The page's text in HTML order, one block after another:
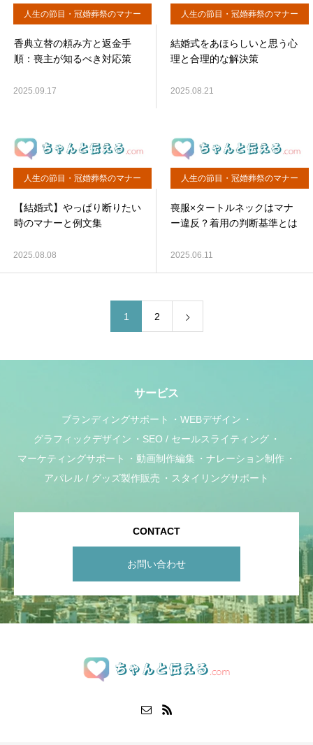
人生の節目・冠婚葬祭のマナー
香典立替の頼み方と返金手
順：喪主が知るべき対応策
2025.09.17
人生の節目・冠婚葬祭のマナー
結婚式をあほらしいと思う心
理と合理的な解決策
2025.08.21
人生の節目・冠婚葬祭のマナー
【結婚式】やっぱり断りたい
時のマナーと例文集
2025.08.08
人生の節目・冠婚葬祭のマナー
喪服×タートルネックはマナ
ー違反？着用の判断基準とは
2025.06.11
1 2
サービス
ブランディングサポート
WEBデザイン
グラフィックデザイン
SEO / セールスライティング
マーケティングサポート
動画制作編集
ナレーション制作
アパレル / グッズ製作販売
スタイリングサポート
CONTACT
お問い合わせ